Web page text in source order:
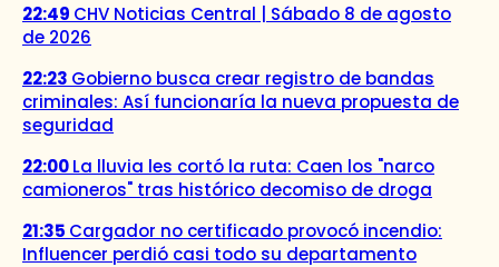
22:49 CHV Noticias Central | Sábado 8 de agosto
de 2026
22:23 Gobierno busca crear registro de bandas
criminales: Así funcionaría la nueva propuesta de
seguridad
22:00La lluvia les cortó la ruta: Caen los "narco
camioneros" tras histórico decomiso de droga
21:35 Cargador no certificado provocó incendio:
Influencer perdió casi todo su departamento